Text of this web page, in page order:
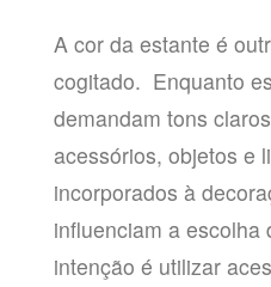
A cor da estante é
cogitado. Enquanto
demandam tons
acessórios, objetos e
incorporados à
influenciam a escolha
intenção é utilizar